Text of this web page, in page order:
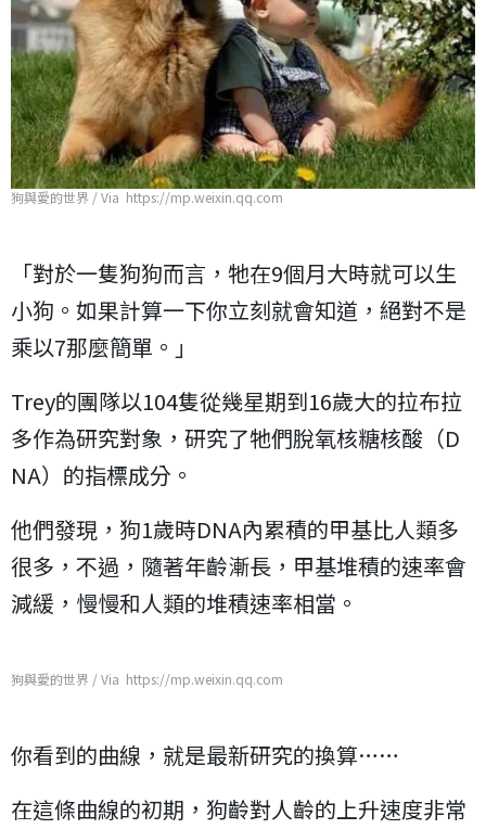
狗與愛的世界 / Via https://mp.weixin.qq.com
「對於一隻狗狗而言，牠在9個月大時就可以生
小狗。如果計算一下你立刻就會知道，絕對不是
乘以7那麼簡單。」
Trey的團隊以104隻從幾星期到16歲大的拉布拉
多作為研究對象，研究了牠們脫氧核糖核酸（D
NA）的指標成分。
他們發現，狗1歲時DNA內累積的甲基比人類多
很多，不過，隨著年齡漸長，甲基堆積的速率會
減緩，慢慢和人類的堆積速率相當。
狗與愛的世界 / Via https://mp.weixin.qq.com
你看到的曲線，就是最新研究的換算……
在這條曲線的初期，狗齡對人齡的上升速度非常